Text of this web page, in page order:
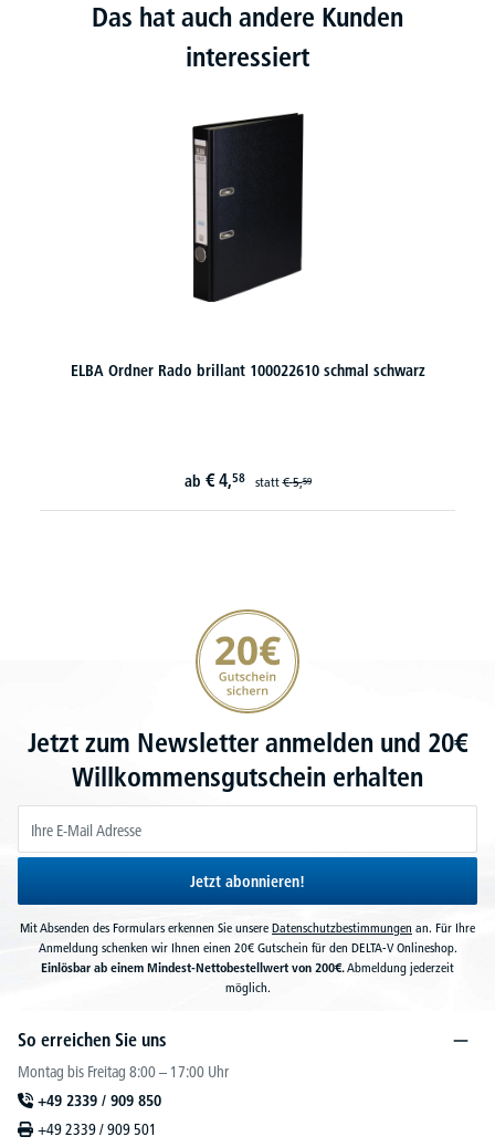
Das hat auch andere Kunden
interessiert
ELBA Ordner Rado brillant 100022610 schmal schwarz
ab € 4,58 statt€ 5,59
20€ Gutschein sichern
Jetzt zum Newsletter anmelden und 20€
Willkommensgutschein erhalten
Jetzt abonnieren!
Mit Absenden des Formulars erkennen Sie unsere Datenschutzbestimmungen an. Für Ihre
Anmeldung schenken wir Ihnen einen 20€ Gutschein für den DELTA-V Onlineshop.
Einlösbar ab einem Mindest-Nettobestellwert von 200€.Abmeldung jederzeit
möglich.
So erreichen Sie uns
Montag bis Freitag 8:00 – 17:00 Uhr
+49 2339 / 909 850
+49 2339 / 909 501